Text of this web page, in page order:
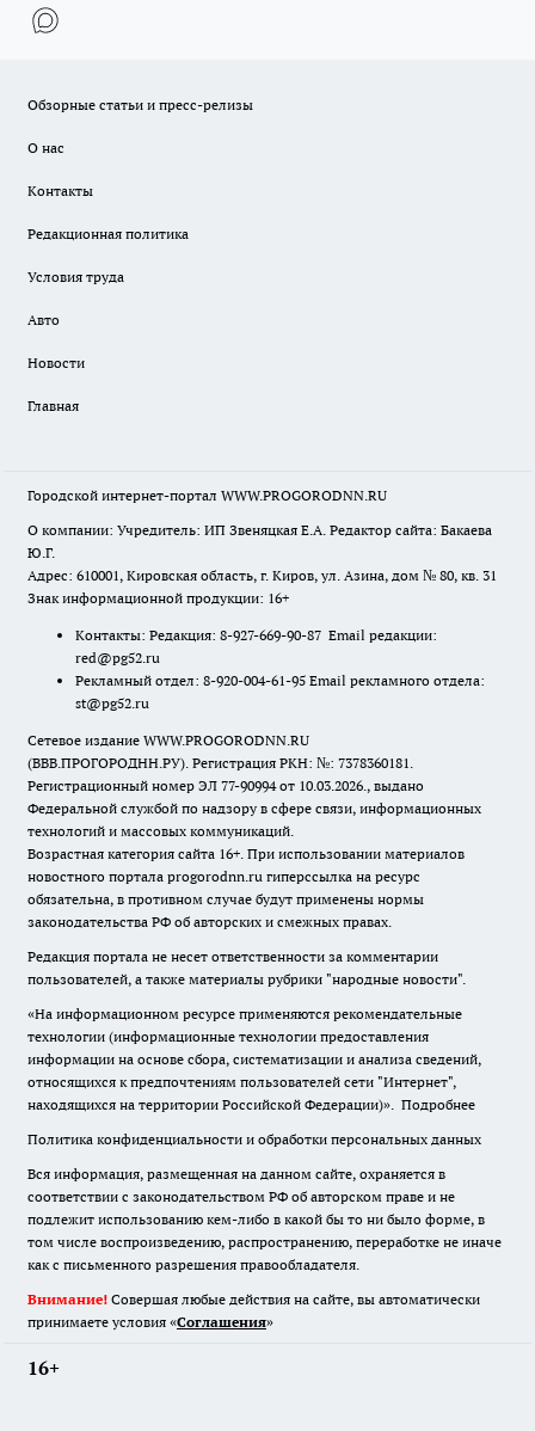
Обзорные статьи и пресс-релизы
О нас
Контакты
Редакционная политика
Условия труда
Авто
Новости
Главная
Городской интернет-портал WWW.PROGORODNN.RU
О компании: Учредитель: ИП Звеняцкая Е.А. Редактор сайта: Бакаева
Ю.Г.
Адрес: 610001, Кировская область, г. Киров, ул. Азина, дом № 80, кв. 31
Знак информационной продукции: 16+
Контакты: Редакция: 8-927-669-90-87 Email редакции:
red@pg52.ru
Рекламный отдел: 8-920-004-61-95 Email рекламного отдела:
st@pg52.ru
Сетевое издание WWW.PROGORODNN.RU
(ВВВ.ПРОГОРОДНН.РУ). Регистрация РКН: №: 7378360181.
Регистрационный номер ЭЛ 77-90994 от 10.03.2026., выдано
Федеральной службой по надзору в сфере связи, информационных
технологий и массовых коммуникаций.
Возрастная категория сайта 16+. При использовании материалов
новостного портала progorodnn.ru гиперссылка на ресурс
обязательна, в противном случае будут применены нормы
законодательства РФ об авторских и смежных правах.
Редакция портала не несет ответственности за комментарии
пользователей, а также материалы рубрики "народные новости".
«На информационном ресурсе применяются рекомендательные
технологии (информационные технологии предоставления
информации на основе сбора, систематизации и анализа сведений,
относящихся к предпочтениям пользователей сети "Интернет",
находящихся на территории Российской Федерации)». Подробнее
Политика конфиденциальности и обработки персональных данных
Вся информация, размещенная на данном сайте, охраняется в
соответствии с законодательством РФ об авторском праве и не
подлежит использованию кем-либо в какой бы то ни было форме, в
том числе воспроизведению, распространению, переработке не иначе
как с письменного разрешения правообладателя.
Внимание! Совершая любые действия на сайте, вы автоматически
принимаете условия «Cоглашения»
16+